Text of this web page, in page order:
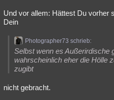
Und vor allem: Hättest Du vorher
Dein
Photographer73 schrieb:
Selbst wenn es Außerirdische
wahrscheinlich eher die Hölle
zugibt
nicht gebracht.